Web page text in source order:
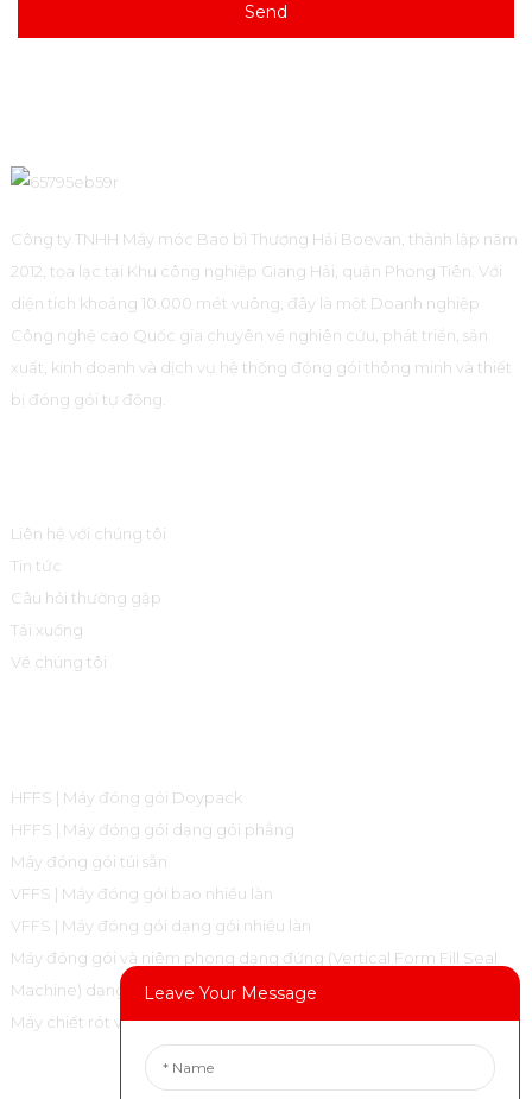
Send
Công ty TNHH Máy móc Bao bì Thượng Hải Boevan, thành lập năm
2012, tọa lạc tại Khu công nghiệp Giang Hải, quận Phong Tiên. Với
diện tích khoảng 10.000 mét vuông, đây là một Doanh nghiệp
Công nghệ cao Quốc gia chuyên về nghiên cứu, phát triển, sản
xuất, kinh doanh và dịch vụ hệ thống đóng gói thông minh và thiết
bị đóng gói tự động.
Liên hệ với chúng tôi
Tin tức
Câu hỏi thường gặp
Tải xuống
Về chúng tôi
HFFS | Máy đóng gói Doypack
HFFS | Máy đóng gói dạng gói phẳng
Máy đóng gói túi sẵn
VFFS | Máy đóng gói bao nhiều làn
VFFS | Máy đóng gói dạng gói nhiều làn
Máy đóng gói và niêm phong dạng đứng (Vertical Form Fill Seal
Machine) dạng túi gối
Máy chiết rót và đóng nắp
Leave Your Message